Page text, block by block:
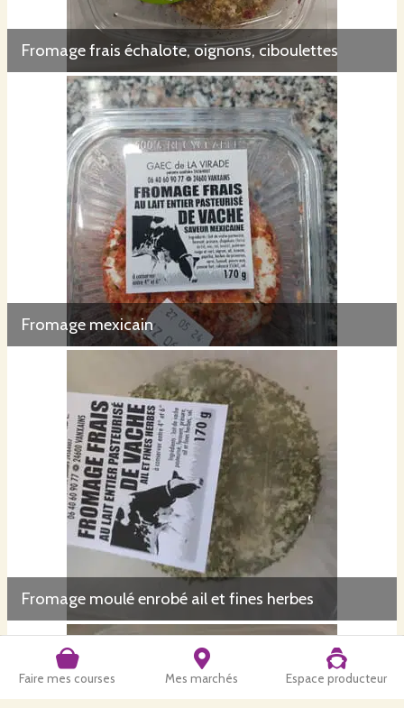
Faire mes courses Mes marchés Espace producteur
Fromage frais échalote, oignons, ciboulettes
Fromage mexicain
Fromage moulé enrobé ail et fines herbes